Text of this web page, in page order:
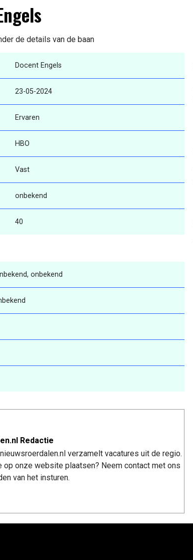
de details van de baan
Docent Engels
23-05-2024
Ervaren
HBO
Vast
onbekend
40
onbekend
Redactie
verzamelt vacatures uit de regio.
op onze website plaatsen? Neem contact met ons
van het insturen.